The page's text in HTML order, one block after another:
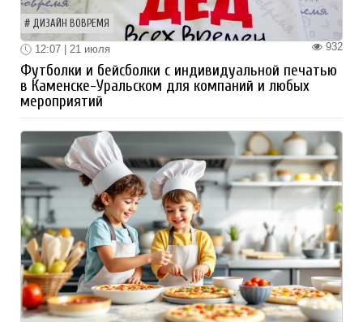
ДИЗАЙН ВОВРЕМЯ
932
12:07 | 21 июля
Футболки и бейсболки с индивидуальной печатью
в Каменске-Уральском для компаний и любых
мероприятий